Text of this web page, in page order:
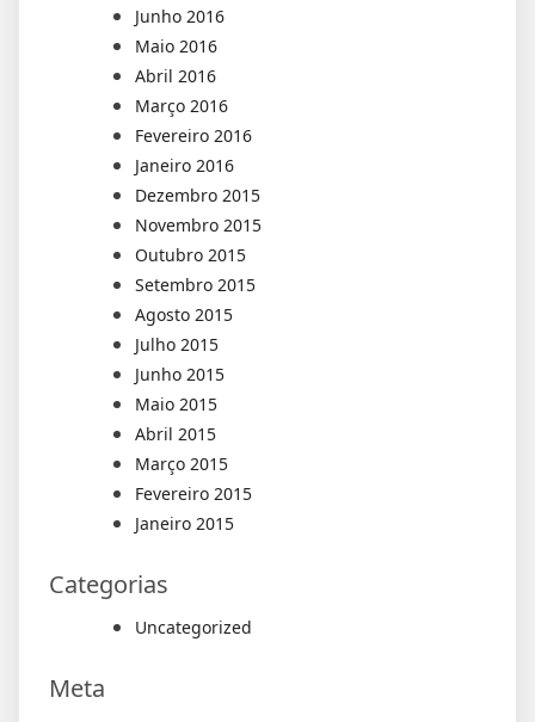
Junho 2016
Maio 2016
Abril 2016
Março 2016
Fevereiro 2016
Janeiro 2016
Dezembro 2015
Novembro 2015
Outubro 2015
Setembro 2015
Agosto 2015
Julho 2015
Junho 2015
Maio 2015
Abril 2015
Março 2015
Fevereiro 2015
Janeiro 2015
Categorias
Uncategorized
Meta